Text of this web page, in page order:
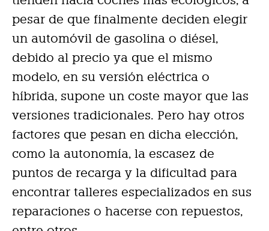
pesar de que finalmente deciden elegir
un automóvil de gasolina o diésel,
debido al precio ya que el mismo
modelo, en su versión eléctrica o
híbrida, supone un coste mayor que las
versiones tradicionales. Pero hay otros
factores que pesan en dicha elección,
como la autonomía, la escasez de
puntos de recarga y la dificultad para
encontrar talleres especializados en sus
reparaciones o hacerse con repuestos,